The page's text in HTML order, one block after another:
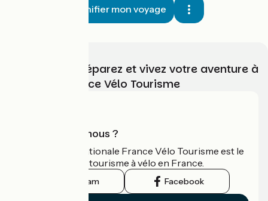
Planifier mon voyage
Choisissez, préparez et vivez votre aventure à
vélo avec France Vélo Tourisme
Qui sommes-nous ?
L'association nationale France Vélo Tourisme est le
guide officiel du tourisme à vélo en France.
Instagram Facebook